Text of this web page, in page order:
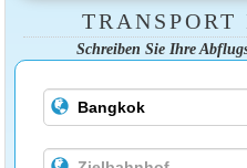
Schreiben Sie Ihre